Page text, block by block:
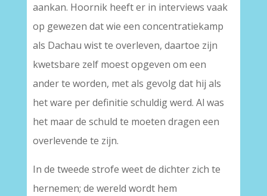
aankan. Hoornik heeft er in interviews vaak
op gewezen dat wie een concentratiekamp
als Dachau wist te overleven, daartoe zijn
kwetsbare zelf moest opgeven om een
ander te worden, met als gevolg dat hij als
het ware per definitie schuldig werd. Al was
het maar de schuld te moeten dragen een
overlevende te zijn.
In de tweede strofe weet de dichter zich te
hernemen; de wereld wordt hem